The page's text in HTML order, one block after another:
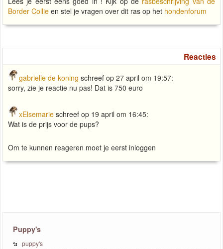
Border Collie en stel je vragen over dit ras op het hondenforum
Reacties
gabrielle de koning schreef op 27 april om 19:57:
sorry, zie je reactie nu pas! Dat is 750 euro
xElsemarie schreef op 19 april om 16:45:
Wat is de prijs voor de pups?
Om te kunnen reageren moet je eerst inloggen
Puppy's
puppy's